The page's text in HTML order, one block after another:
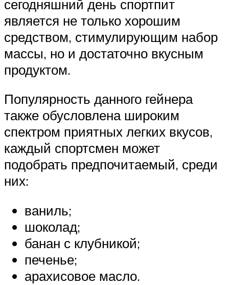
сегодняшний день спортпит
является не только хорошим
средством, стимулирующим набор
массы, но и достаточно вкусным
продуктом.
Популярность данного гейнера
также обусловлена широким
спектром приятных легких вкусов,
каждый спортсмен может
подобрать предпочитаемый, среди
них:
ваниль;
шоколад;
банан с клубникой;
печенье;
арахисовое масло.